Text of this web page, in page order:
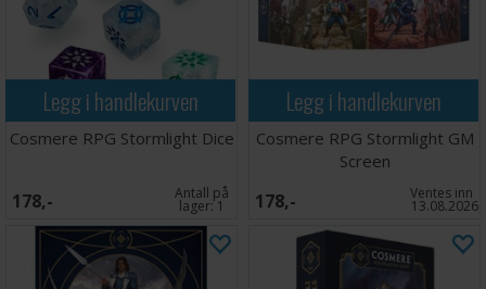
Legg i handlekurven
Cosmere RPG Stormlight Dice
178,- Antall på
lager:1
Legg i handlekurven
Cosmere RPG Stormlight GM
Screen
178,- Ventes inn
13.08.2026